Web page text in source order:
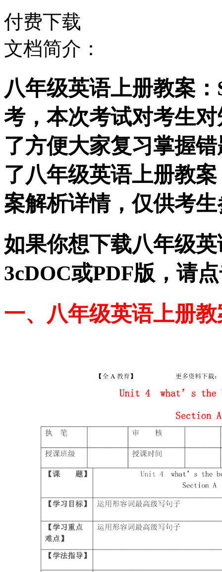
付费下载
文档简介：
八年级英语上册教案
考，本次考试对考生
了方便大家复习掌握
了八年级英语上册教
案解析详情，仅供考
如果你想下载八年级
3cDOC或PDF版，请
一、八年级英语上册教